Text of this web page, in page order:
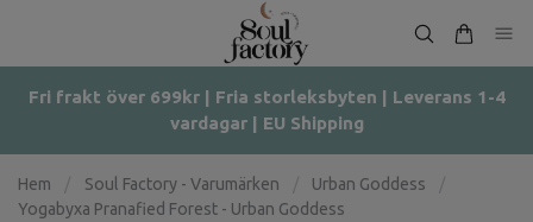
Fri frakt över 699kr | Fria storleksbyten | Leverans 1-4
vardagar | EU Shipping
Hem Soul Factory - Varumärken Urban Goddess
Yogabyxa Pranafied Forest - Urban Goddess